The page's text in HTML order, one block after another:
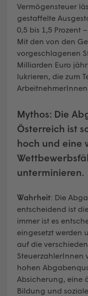
Vermögensteuer
gestaffelte
0,5 bis 1,5 Prozent
Mit den von den
vorgeschlagenen
Milliarden Euro
lukrieren, die zum
Mythos: Die
Österreich ist
hoch und eine
unterminieren.
Wahrheit: Die
entscheidend ist
immer ist es
eingesetzt werden
auf die
SteuerzahlerInnen
hohen
Absicherung, eine
Bildung und